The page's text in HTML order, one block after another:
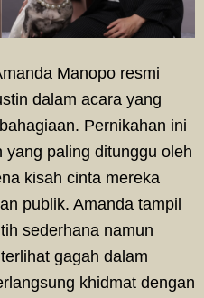
Manopo resmi
dalam acara yang
Pernikahan ini
paling ditunggu oleh
kisah cinta mereka
publik. Amanda tampil
sederhana namun
gagah dalam
khidmat dengan